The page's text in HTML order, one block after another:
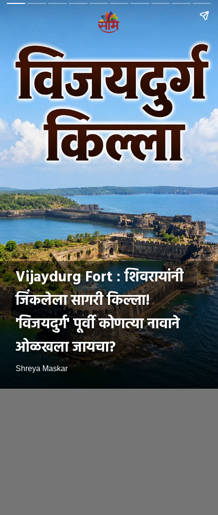
Vijaydurg Fort : शिवरायांनी
जिंकलेला सागरी किल्ला!
'विजयदुर्ग' पूर्वी कोणत्या नावाने
ओळखला जायचा?
Shreya Maskar